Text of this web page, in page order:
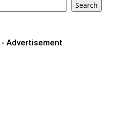
Search
- Advertisement